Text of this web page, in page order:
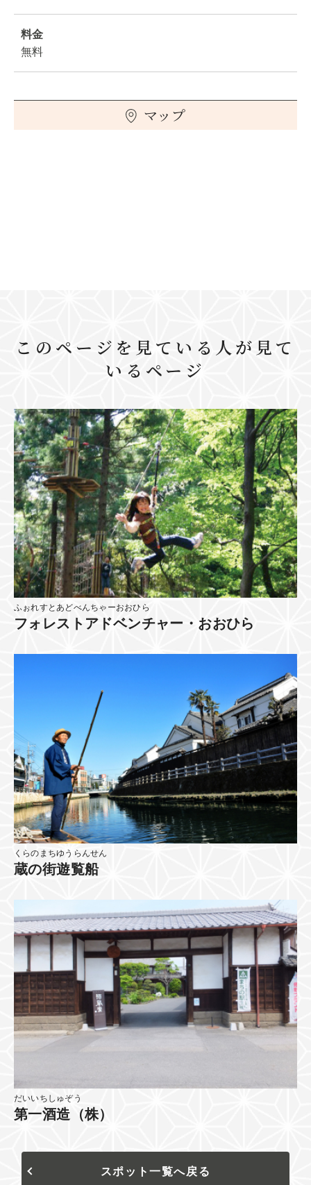
料金
無料
マップ
このページを見ている人が見て
いるページ
ふぉれすとあどべんちゃーおおひら
フォレストアドベンチャー・おおひら
くらのまちゆうらんせん
蔵の街遊覧船
だいいちしゅぞう
第一酒造（株）
スポット一覧へ戻る